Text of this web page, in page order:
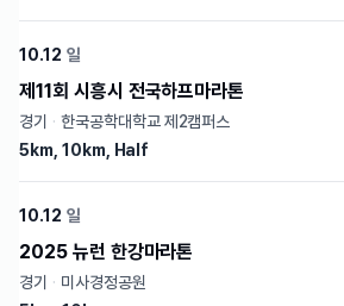
10.12 일
제11회 시흥시 전국하프마라톤
경기 · 한국공학대학교 제2캠퍼스
5km, 10km, Half
10.12 일
2025 뉴런 한강마라톤
경기 · 미사경정공원